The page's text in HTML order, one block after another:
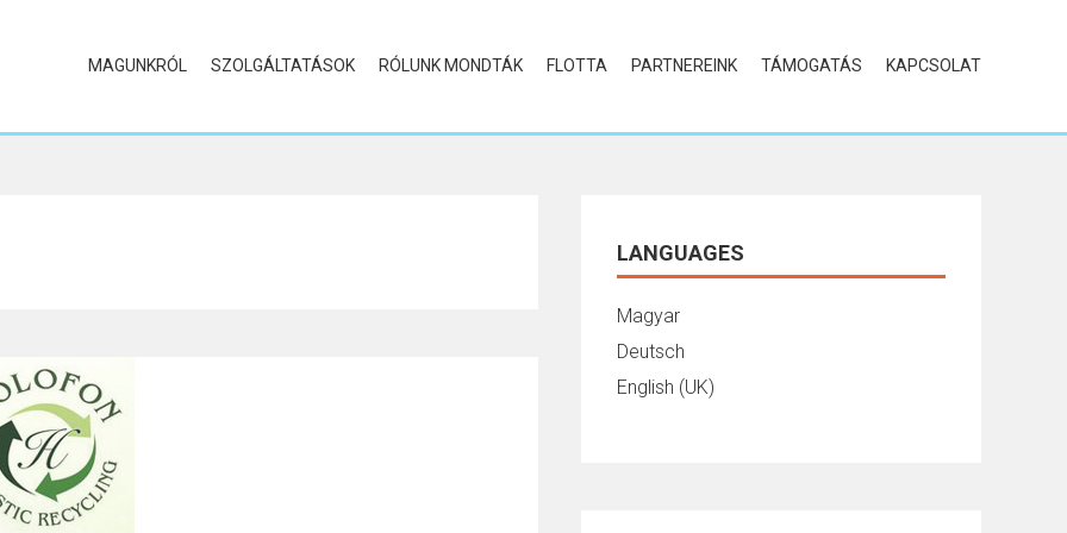
MAGUNKRÓL SZOLGÁLTATÁSOK RÓLUNK MONDTÁK FLOTTA PARTNEREINK TÁMOGATÁS KAPCSOLAT
LANGUAGES
Magyar
Deutsch
English (UK)